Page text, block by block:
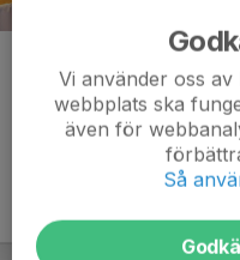
Kommentarer
Vi använder oss
webbplats ska
även för
Så